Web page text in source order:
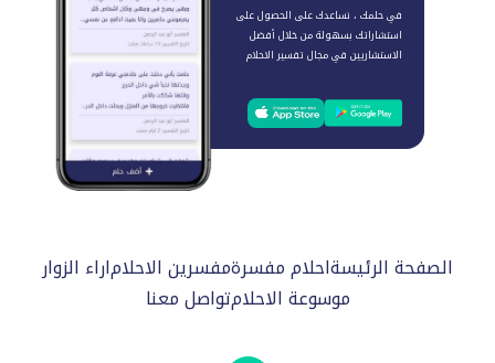
في حلمك ، نساعدك على الحصول على
استشاراتك بسهولة من خلال أفضل
الاستشاريين في مجال تفسير الاحلام
الصفحة الرئيسةاحلام مفسرةمفسرين الاحلاماراء الزوار
موسوعة الاحلامتواصل معنا